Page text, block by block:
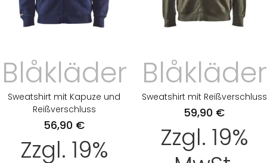
Blåkläder
Sweatshirt mit Kapuze und
Reißverschluss
56,90 €
Zzgl. 19%
Blåkläder
Sweatshirt mit Reißverschluss
59,90 €
Zzgl. 19%